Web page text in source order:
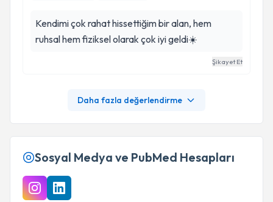
Kendimi çok rahat hissettiğim bir alan, hem
ruhsal hem fiziksel olarak çok iyi geldi☀️
Şikayet Et
Daha fazla değerlendirme
Sosyal Medya ve PubMed Hesapları